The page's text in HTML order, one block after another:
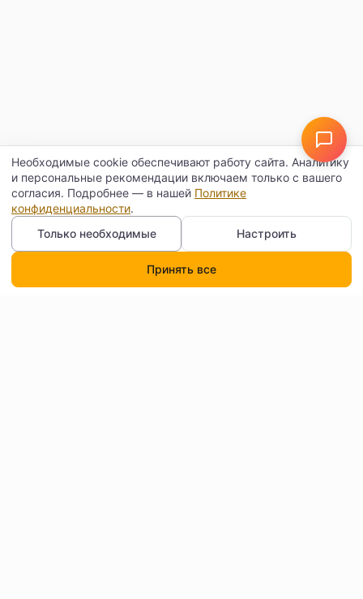
Необходимые cookie обеспечивают работу сайта. Аналитику
и персональные рекомендации включаем только с вашего
согласия. Подробнее — в нашей Политике
конфиденциальности.
Только необходимые
Настроить
Принять все